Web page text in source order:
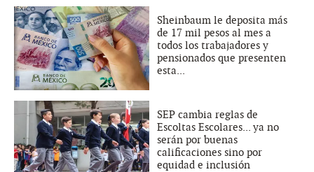
Sheinbaum le deposita más
de 17 mil pesos al mes a
todos los trabajadores y
pensionados que presenten
esta...
SEP cambia reglas de
Escoltas Escolares... ya no
serán por buenas
calificaciones sino por
equidad e inclusión